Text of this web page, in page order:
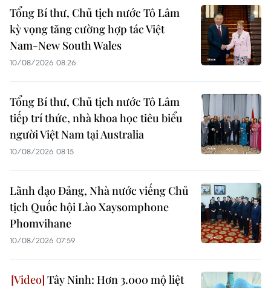
Tổng Bí thư, Chủ tịch nước Tô Lâm
kỳ vọng tăng cường hợp tác Việt
Nam-New South Wales
10/08/2026 08:26
Tổng Bí thư, Chủ tịch nước Tô Lâm
tiếp trí thức, nhà khoa học tiêu biểu
người Việt Nam tại Australia
10/08/2026 08:15
Lãnh đạo Đảng, Nhà nước viếng Chủ
tịch Quốc hội Lào Xaysomphone
Phomvihane
10/08/2026 07:59
Tây Ninh: Hơn 3.000 mộ liệt